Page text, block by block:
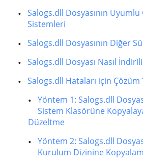
Salogs.dll Dosyasının
Sistemleri
Salogs.dll Dosyasının Diğer
Salogs.dll Dosyası Nasıl
Salogs.dll Hataları için
Yöntem 1: Salogs.dll
Sistem Klasörüne
Düzeltme
Yöntem 2: Salogs.dll
Kurulum Dizinine